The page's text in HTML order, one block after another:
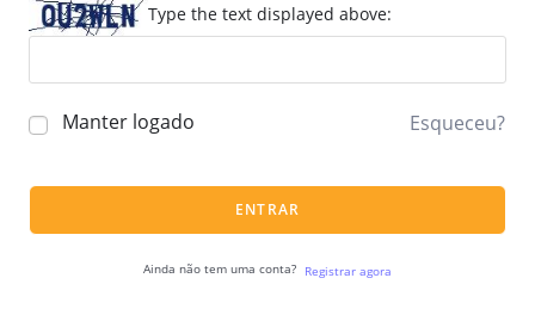
Type the text displayed above:
Manter logado Esqueceu?
ENTRAR
Ainda não tem uma conta? Registrar agora